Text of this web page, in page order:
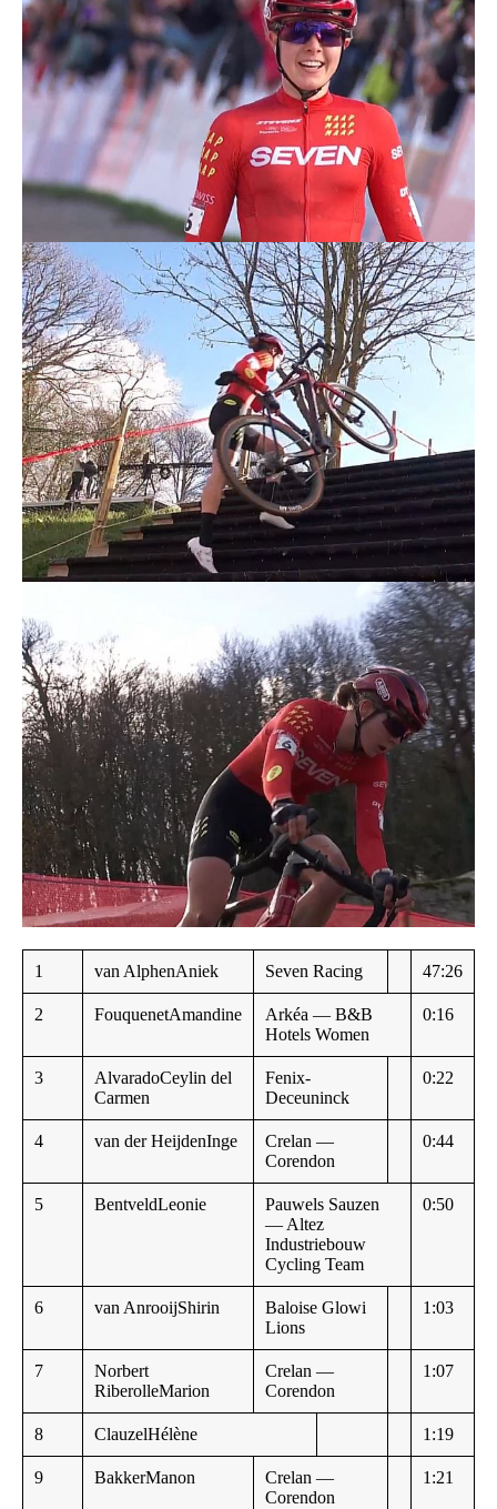
1 van AlphenAniek Seven Racing 47:26
2 FouquenetAmandine
Arkéa — B&B
Hotels Women
0:16
3
AlvaradoCeylin del
Carmen
Fenix-
Deceuninck
0:22
4 van der HeijdenInge
Crelan —
Corendon
0:44
5 BentveldLeonie
Pauwels Sauzen
— Altez
Industriebouw
Cycling Team
0:50
6 van AnrooijShirin
Baloise Glowi
Lions
1:03
7
Norbert
RiberolleMarion
Crelan —
Corendon
1:07
8 ClauzelHélène 1:19
9 BakkerManon
Crelan —
Corendon
1:21